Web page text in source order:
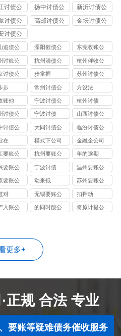
司
司
讨债公
扬中讨债公
司
新沂讨债公
司
讨债公
高邮讨债公
金坛讨债公
讨债公
追债公
溧阳催债公
司
东莞收账公
司
讨账公
杭州清债公
司
杭州催收公
司
讨债公
步掌握
苏州讨债公
司
步
常州讨债公
司
方设法
账他
宁波讨债公
司
杭州讨债
讨债公
宁波讨债
山西讨债公
司
讨债公
大同讨债公
司
临汾讨债公
司
在 模式下公司 金融企公司
要账公
杭州要账公
司
年的逾期
要账公
宁波讨债
温州要账公
司
要账公
动来抵
苏州要账公
司
对
无锡要账公
司
扣押动
入账公
的同时般公
将原计提公
更多+
正规 合法 专业
要账等疑难债务催收服务